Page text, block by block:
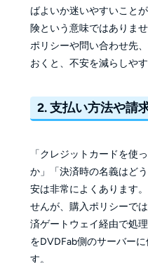
ばよいか迷いやすいこと
険という意味ではありま
ポリシーや問い合わせ先
おくと、不安を減らしやす
2. 支払い方法や請
「クレジットカードを使
か」「決済時の名義はど
安は非常によくあります
せんが、購入ポリシーで
済ゲートウェイ経由で処
をDVDFab側のサーバー
す。